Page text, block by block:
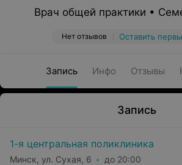
Врач общей практики •
Нет отзывов Оставить
Запись Инфо Отзывы
Запись
1-я центральная поликлиника
Минск, ул. Сухая, 6 до 20:00